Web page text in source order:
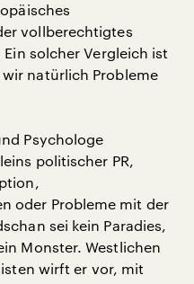
vollberechtigtes
solcher Vergleich ist
natürlich Probleme
Psychologe
politischer PR,
oder Probleme mit der
sei kein Paradies,
Monster. Westlichen
wirft er vor, mit